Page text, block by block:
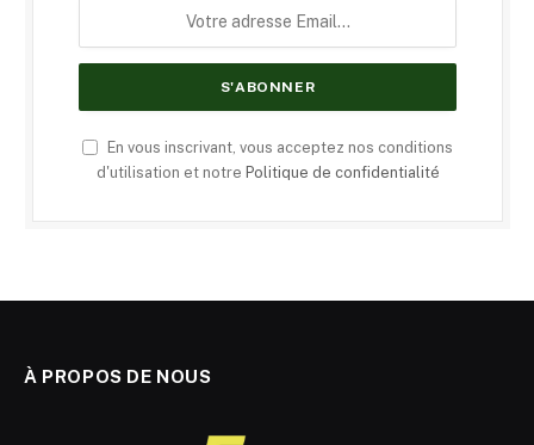
En vous inscrivant, vous acceptez nos conditions
d'utilisation et notre Politique de confidentialité
À PROPOS DE NOUS